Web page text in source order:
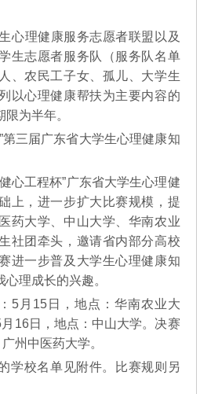
心理健康服务志愿者联盟以及
生志愿者服务队（服务队名单
、农民工子女、孤儿、大学生
以心理健康帮扶为主要内容的
为半年。
第三届广东省大学生心理健康知
心工程杯”广东省大学生心理健
上，进一步扩大比赛规模，提
药大学、中山大学、华南农业
社团牵头，邀请省内部分高校
进一步普及大学生心理健康知
理成长的兴趣。
5月15日，地点：华南农业大
16日，地点：中山大学。决赛
州中医药大学。
学校名单见附件。比赛规则另